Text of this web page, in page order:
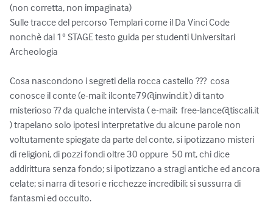
(non corretta, non impaginata)
Sulle tracce del percorso Templari come il Da Vinci Code
nonchè dal 1° STAGE testo guida per studenti Universitari
Archeologia
Cosa nascondono i segreti della rocca castello ???  cosa
conosce il conte (e-mail: ilconte79@inwind.it ) di tanto
misterioso ?? da qualche intervista ( e-mail: free-lance@tiscali.it
) trapelano solo ipotesi interpretative du alcune parole non
voltutamente spiegate da parte del conte, si ipotizzano misteri
di religioni, di pozzi fondi oltre 30 oppure  50 mt, chi dice
addirittura senza fondo; si ipotizzano a stragi antiche ed ancora
celate; si narra di tesori e ricchezze incredibili; si sussurra di
fantasmi ed occulto.